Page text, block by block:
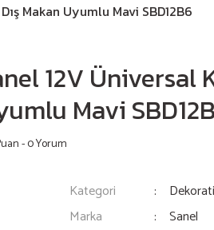
Makan Uyumlu Mavi SBD12B6
12V Üniversal
Mavi
- 0 Yorum
Kategori
Marka
Sanel